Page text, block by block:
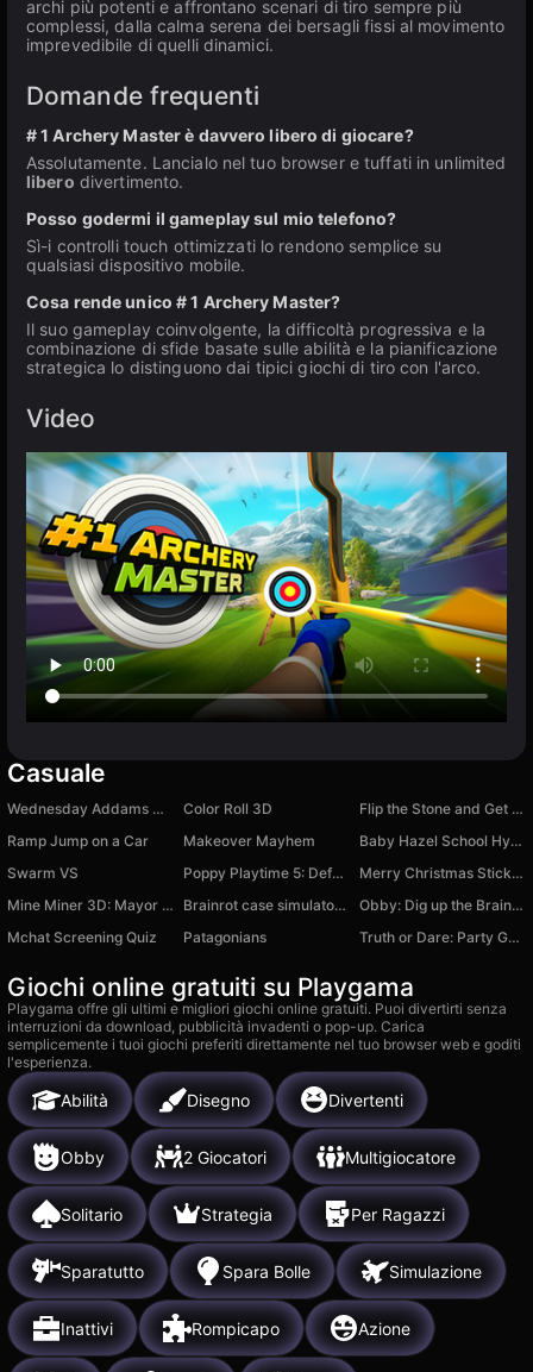
archi più potenti e affrontano scenari di tiro sempre più
complessi, dalla calma serena dei bersagli fissi al movimento
imprevedibile di quelli dinamici.
Domande frequenti
# 1 Archery Master è davvero libero di giocare?
Assolutamente. Lancialo nel tuo browser e tuffati in unlimited
libero divertimento.
Posso godermi il gameplay sul mio telefono?
Sì-i controlli touch ottimizzati lo rendono semplice su
qualsiasi dispositivo mobile.
Cosa rende unico # 1 Archery Master?
Il suo gameplay coinvolgente, la difficoltà progressiva e la
combinazione di sfide basate sulle abilità e la pianificazione
strategica lo distinguono dai tipici giochi di tiro con l'arco.
Video
Casuale
Wednesday Addams Merge Drop Puzzle Color Roll 3D
Flip the Stone and Get Brains Obby Tycoon 3D
Ramp Jump on a Car
Makeover Mayhem
Baby Hazel School Hygiene
Swarm VS
Poppy Playtime 5: Defeat the Prototype
Merry Christmas Stickman
Mine Miner 3D: Mayor of Dream Island
Brainrot case simulator:Spin Italian meme animals
Obby: Dig up the Brainrot!
Mchat Screening Quiz
Patagonians Truth or Dare: Party Game
Giochi online gratuiti su Playgama
Playgama offre gli ultimi e migliori giochi online gratuiti. Puoi divertirti senza
interruzioni da download, pubblicità invadenti o pop-up. Carica
semplicemente i tuoi giochi preferiti direttamente nel tuo browser web e goditi
l'esperienza.
Abilità Disegno Divertenti
Obby 2 Giocatori Multigiocatore
Solitario Strategia Per Ragazzi
Sparatutto Spara Bolle Simulazione
Inattivi Rompicapo Azione